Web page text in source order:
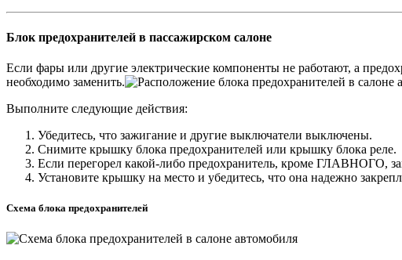
Блок предохранителей в пассажирском салоне
Если фары или другие электрические компоненты не работают, а
необходимо заменить.
Выполните следующие действия:
Убедитесь, что зажигание и другие выключатели выключены.
Снимите крышку блока предохранителей или крышку блока реле.
Если перегорел какой-либо предохранитель, кроме ГЛАВНОГО,
Установите крышку на место и убедитесь, что она надежно
Схема блока предохранителей